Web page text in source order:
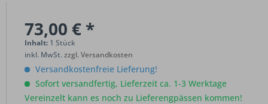
73,00 € *
Inhalt: 1 Stück
inkl. MwSt.zzgl. Versandkosten
Versandkostenfreie Lieferung!
Sofort versandfertig, Lieferzeit ca. 1-3 Werktage
Vereinzelt kann es noch zu Lieferengpässen kommen!